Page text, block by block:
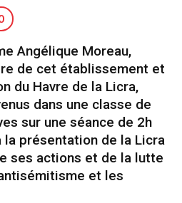
Angélique Moreau,
de cet établissement et
du Havre de la Licra,
dans une classe de
sur une séance de 2h
la présentation de la Licra
ses actions et de la lutte
et les